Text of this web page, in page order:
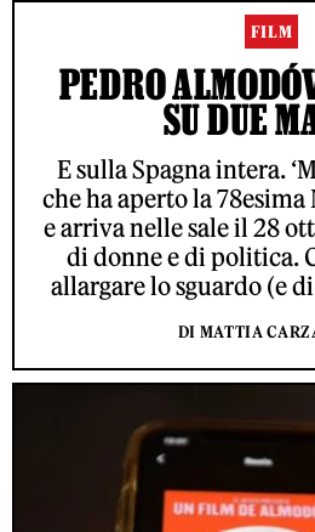
FILM
PEDRO
SU DUE
E sulla Spagna intera.
che ha aperto la
e arriva nelle sale il 28
di donne e di politica.
allargare lo sguardo (e
DI MATTIA